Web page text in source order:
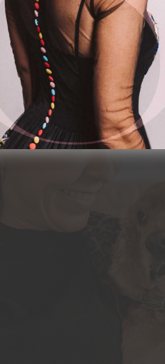
extensiones hacen que pierdas
la misma cantidad. Quiero
y claro, al caerse junto con